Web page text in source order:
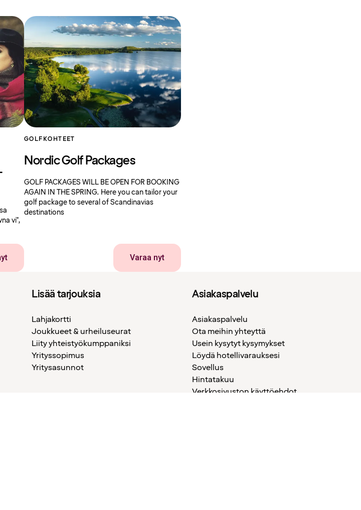
vi",
GOLF KOHTEET
Nordic Golf Packages
GOLF PACKAGES WILL BE OPEN FOR BOOKING
AGAIN IN THE SPRING. Here you can tailor your
golf package to several of Scandinavias
destinations
Varaa nyt
Lisää tarjouksia
Lahjakortti
Joukkueet & urheiluseurat
Liity yhteistyökumppaniksi
Yrityssopimus
Yritysasunnot
Asiakaspalvelu
Asiakaspalvelu
Ota meihin yhteyttä
Usein kysytyt kysymykset
Löydä hotellivarauksesi
Sovellus
Hintatakuu
Verkkosivuston käyttöehdot